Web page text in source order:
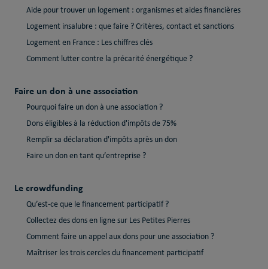
Aide pour trouver un logement : organismes et aides financières
Logement insalubre : que faire ? Critères, contact et sanctions
Logement en France : Les chiffres clés
Comment lutter contre la précarité énergétique ?
Faire un don à une association
Pourquoi faire un don à une association ?
Dons éligibles à la réduction d'impôts de 75%
Remplir sa déclaration d'impôts après un don
Faire un don en tant qu’entreprise ?
Le crowdfunding
Qu’est-ce que le financement participatif ?
Collectez des dons en ligne sur Les Petites Pierres
Comment faire un appel aux dons pour une association ?
Maîtriser les trois cercles du financement participatif